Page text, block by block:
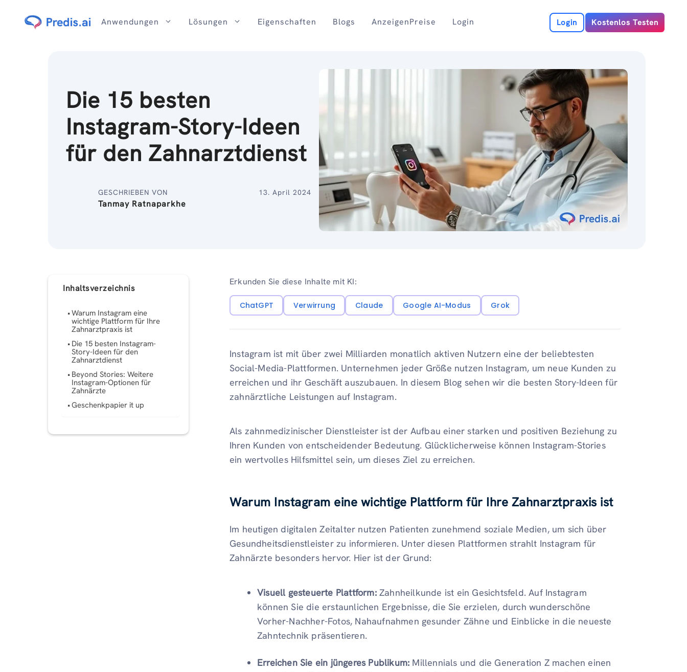
Anwendungen Lösungen Eigenschaften Blogs AnzeigenPreise Login Login Kostenlos Testen
Die 15 besten
Instagram-Story-Ideen
für den Zahnarztdienst
GESCHRIEBEN VON
Tanmay Ratnaparkhe
13. April 2024
Inhaltsverzeichnis
Warum Instagram eine
wichtige Plattform für Ihre
Zahnarztpraxis ist
Die 15 besten Instagram-
Story-Ideen für den
Zahnarztdienst
Beyond Stories: Weitere
Instagram-Optionen für
Zahnärzte
Geschenkpapier it up
Erkunden Sie diese Inhalte mit KI:
ChatGPT Verwirrung Claude Google AI-Modus Grok
Instagram ist mit über zwei Milliarden monatlich aktiven Nutzern eine der beliebtesten
Social-Media-Plattformen. Unternehmen jeder Größe nutzen Instagram, um neue Kunden zu
erreichen und ihr Geschäft auszubauen. In diesem Blog sehen wir die besten Story-Ideen für
zahnärztliche Leistungen auf Instagram.
Als zahnmedizinischer Dienstleister ist der Aufbau einer starken und positiven Beziehung zu
Ihren Kunden von entscheidender Bedeutung. Glücklicherweise können Instagram-Stories
ein wertvolles Hilfsmittel sein, um dieses Ziel zu erreichen.
Warum Instagram eine wichtige Plattform für Ihre Zahnarztpraxis ist
Im heutigen digitalen Zeitalter nutzen Patienten zunehmend soziale Medien, um sich über
Gesundheitsdienstleister zu informieren. Unter diesen Plattformen strahlt Instagram für
Zahnärzte besonders hervor. Hier ist der Grund:
Visuell gesteuerte Plattform:Zahnheilkunde ist ein Gesichtsfeld. Auf Instagram
können Sie die erstaunlichen Ergebnisse, die Sie erzielen, durch wunderschöne
Vorher-Nachher-Fotos, Nahaufnahmen gesunder Zähne und Einblicke in die neueste
Zahntechnik präsentieren.
Erreichen Sie ein jüngeres Publikum: Millennials und die Generation Z machen einen